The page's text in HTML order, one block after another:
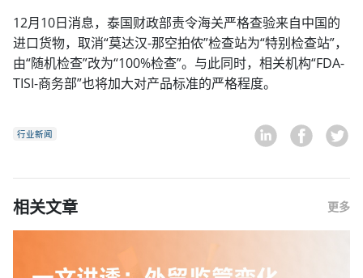
12月10日消息，泰国财政部责令海关严格查验来自中国的
进口货物，取消“莫达汉-那空拍侬”检查站为“特别检查站”，
由“随机检查”改为“100%检查”。与此同时，相关机构“FDA-
TISI-商务部”也将加大对产品标准的严格程度。
行业新闻
相关文章 更多